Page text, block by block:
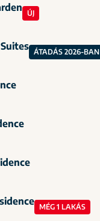
ÚJ
ÁTADÁS 2026-BAN
MÉG 1 LAKÁS